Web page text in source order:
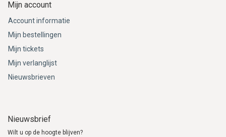
Mijn account
Account informatie
Mijn bestellingen
Mijn tickets
Mijn verlanglijst
Nieuwsbrieven
Nieuwsbrief
Wilt u op de hoogte blijven?